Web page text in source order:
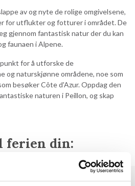
av og nyte de rolige omgivelsene,
for utflukter og fotturer i området. De
gjennom fantastisk natur der du kan
faunaen i Alpene.
for å utforske de
og naturskjønne områdene, noe som
besøker Côte d'Azur. Oppdag den
naturen i Peillon, og skap
ferien din: